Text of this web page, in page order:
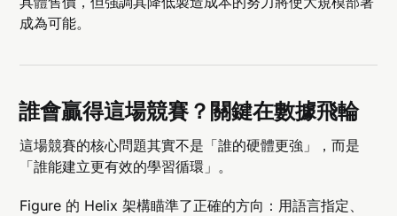
成為可能。
誰會贏得這場競賽？關鍵在數據飛輪
這場競賽的核心問題其實不是「誰的硬體更強」，而是
「誰能建立更有效的學習循環」。
Figure 的 Helix 架構瞄準了正確的方向：用語言指定、